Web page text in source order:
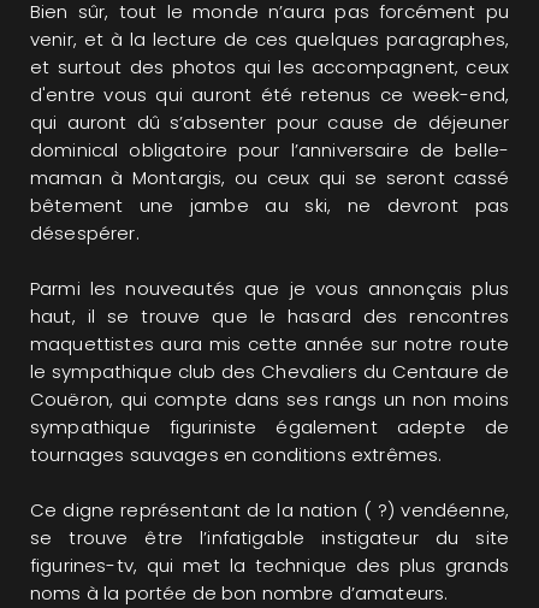
Bien sûr, tout le monde n’aura pas forcément pu
venir, et à la lecture de ces quelques paragraphes,
et surtout des photos qui les accompagnent, ceux
d'entre vous qui auront été retenus ce week-end,
qui auront dû s’absenter pour cause de déjeuner
dominical obligatoire pour l’anniversaire de belle-
maman à Montargis, ou ceux qui se seront cassé
bêtement une jambe au ski, ne devront pas
désespérer.
Parmi les nouveautés que je vous annonçais plus
haut, il se trouve que le hasard des rencontres
maquettistes aura mis cette année sur notre route
le sympathique club des Chevaliers du Centaure de
Couëron, qui compte dans ses rangs un non moins
sympathique figuriniste également adepte de
tournages sauvages en conditions extrêmes.
Ce digne représentant de la nation ( ?) vendéenne,
se trouve être l’infatigable instigateur du site
figurines-tv, qui met la technique des plus grands
noms à la portée de bon nombre d’amateurs.